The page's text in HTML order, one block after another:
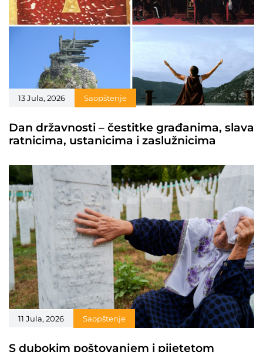
13 Jula, 2026 Saopštenje
Dan državnosti – čestitke građanima, slava
ratnicima, ustanicima i zaslužnicima
11 Jula, 2026 Saopštenje
S dubokim poštovanjem i pijetetom